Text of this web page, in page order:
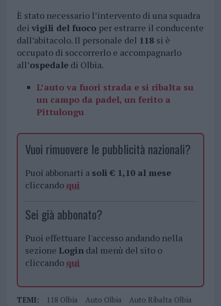
È stato necessario l’intervento di una squadra
dei vigili del fuoco per estrarre il conducente
dall’abitacolo. Il personale del 118 si è
occupato di soccorrerlo e accompagnarlo
all’ospedaledi Olbia.
L’auto va fuori strada e si ribalta su
un campo da padel, un ferito a
Pittulongu
Vuoi rimuovere le pubblicità nazionali?
Puoi abbonarti a soli € 1,10 al mese
cliccando qui
Sei già abbonato?
Puoi effettuare l'accesso andando nella
sezione Logindal menù del sito o
cliccando qui
TEMI: 118 Olbia Auto Olbia
Auto Ribalta Olbia